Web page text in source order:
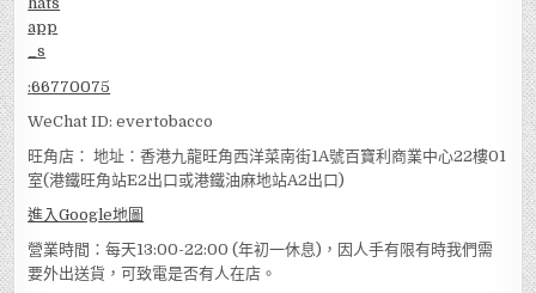
:66770075
WeChat ID: evertobacco
旺角店： 地址：香港九龍旺角西洋菜南街1A號百寶利商業中心22樓01
室(港鐵旺角站E2出口或港鐵油麻地站A2出口)
進入Google地圖
營業時間：每天13:00-22:00 (年初一休息)，因人手有限有時我們需
要外出送貨，可致電是否有人在店。